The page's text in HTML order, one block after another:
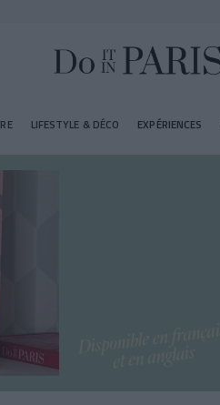
LIFESTYLE & DÉCO EXPÉRIENCES